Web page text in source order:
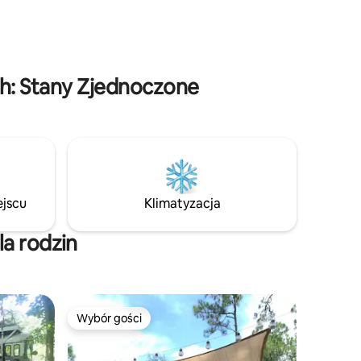
leśnym sanktuarium z dala od cywilizacji,
zaledwie kilka minut od kanału Hood.
odkrycia uroku lasu Elfendahl
Stany Zjednoczone
Klimatyzacja
rodzin
Wybór gości
Wybór gości